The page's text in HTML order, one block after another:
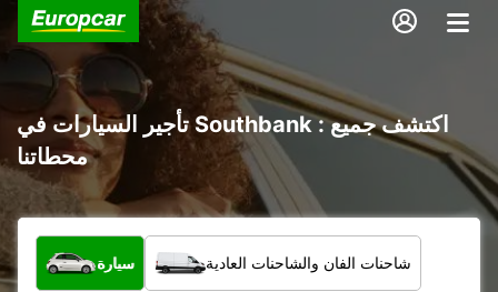
تأجير السيارات في Southbank : اكتشف جميع
محطاتنا
ما نوع المركبة؟
سيارة شاحنات الفان والشاحنات العادية